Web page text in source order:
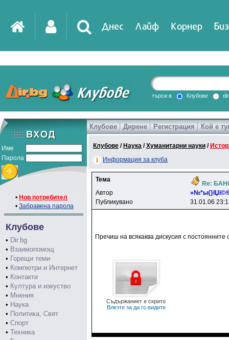
Днес Лайф Корнер
DirTV Impressio
Games
търси в Клубове
Име
Парола
• Нов потребител
• Забравена парола
Клубове
• Dir.bg
• Взаимопомощ
• Горещи теми
• Компютри и Интернет
• Контакти
• Култура и изкуство
• Мнения
• Наука
• Политика, Свят
• Спорт
• Техника
Клубове Дирене Регистрация Кой е
Клубове / Наука /Хуманитарни науки /
Информация за клуба
Тема
Re:
Автор
Публикувано
31.01.06
Пречиш на всякаква дискусия с
Съдържаниет е скрито
Влезте за да го видите